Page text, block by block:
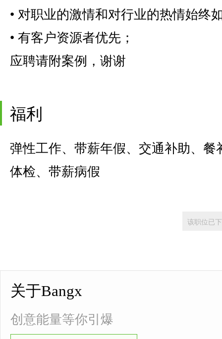
• 对职业的激情和对行业的热情始终
• 有客户资源者优先；
应聘请附案例，谢谢
福利
弹性工作、带薪年假、交通补助、
体检、带薪病假
该职位已
关于Bangx
创意能量等你引爆